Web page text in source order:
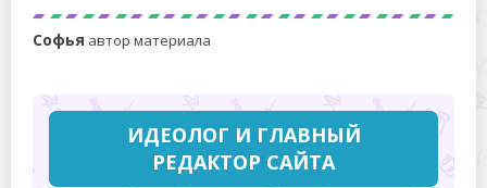
Софья автор материала
ИДЕОЛОГ И ГЛАВНЫЙ
РЕДАКТОР САЙТА